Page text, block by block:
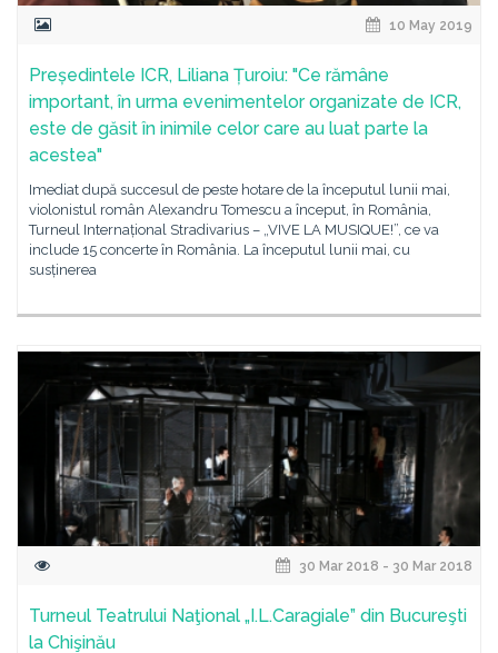
10 May 2019
Președintele ICR, Liliana Țuroiu: "Ce rămâne
important, în urma evenimentelor organizate de ICR,
este de găsit în inimile celor care au luat parte la
acestea"
Imediat după succesul de peste hotare de la începutul lunii mai,
violonistul român Alexandru Tomescu a început, în România,
Turneul Internațional Stradivarius – „VIVE LA MUSIQUE!”, ce va
include 15 concerte în România. La începutul lunii mai, cu
susținerea
30 Mar 2018 - 30 Mar 2018
Turneul Teatrului Naţional „I.L.Caragiale” din Bucureşti
la Chişinău